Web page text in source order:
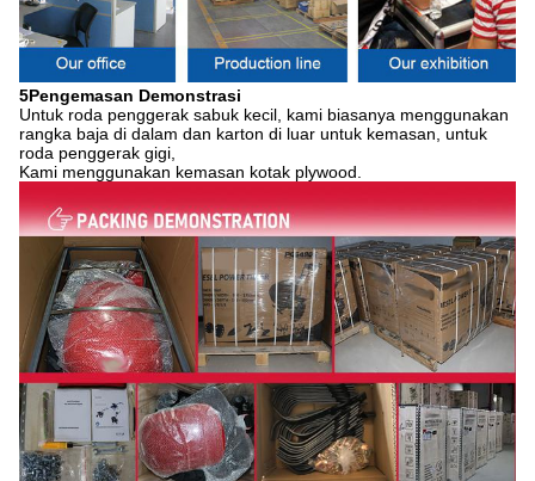
5Pengemasan Demonstrasi
Untuk roda penggerak sabuk kecil, kami biasanya menggunakan
rangka baja di dalam dan karton di luar untuk kemasan, untuk
roda penggerak gigi,
Kami menggunakan kemasan kotak plywood.